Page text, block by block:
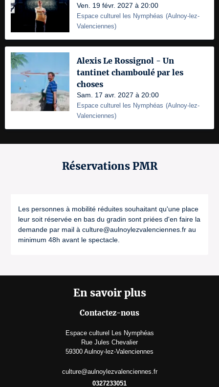
Ven. 19 févr. 2027 à 20:00
Espace culturel les Nymphéas (Aulnoy-lez-
Valenciennes)
Alexis Le Rossignol - Un
tantinet chamboulé par les
choses
Sam. 17 avr. 2027 à 20:00
Espace culturel les Nymphéas (Aulnoy-lez-
Valenciennes)
Réservations PMR
Les personnes à mobilité réduites souhaitant qu'une place
leur soit réservée en bas du gradin sont priées d'en faire la
demande par mail à culture@aulnoylezvalenciennes.fr au
minimum 48h avant le spectacle.
En savoir plus
Contactez-nous
Espace culturel Les Nymphéas
Rue Jules Chevalier
59300 Aulnoy-lez-Valenciennes
culture@aulnoylezvalenciennes.fr
0327233051